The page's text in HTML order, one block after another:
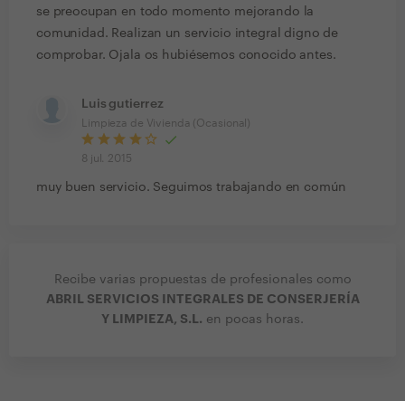
se preocupan en todo momento mejorando la
comunidad. Realizan un servicio integral digno de
comprobar. Ojala os hubiésemos conocido antes.
Luis gutierrez
Limpieza de Vivienda (Ocasional)
8 jul. 2015
muy buen servicio. Seguimos trabajando en común
Recibe varias propuestas de profesionales como
ABRIL SERVICIOS INTEGRALES DE CONSERJERÍA
Y LIMPIEZA, S.L. en pocas horas.